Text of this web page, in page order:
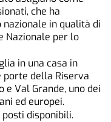
che ha
in qualità di
Nazionale per lo
in una casa in
porte della Riserva
Val Grande, uno dei
ed europei.
disponibili.